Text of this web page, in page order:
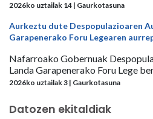
2026ko uztailak 14 | Gaurkotasuna
Aurkeztu dute Despopulazioaren
Garapenerako Foru Legearen
Nafarroako Gobernuak
Landa Garapenerako Foru Lege
2026ko uztailak 3 | Gaurkotasuna
Datozen ekitaldiak